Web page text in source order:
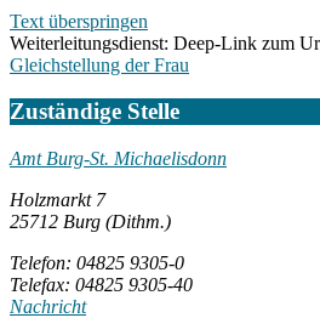
Text überspringen
Weiterleitungsdienst: Deep-Link zum
Gleichstellung der Frau
Zuständige Stelle
Amt Burg-St. Michaelisdonn
Holzmarkt 7
25712 Burg (Dithm.)
Telefon: 04825 9305-0
Telefax: 04825 9305-40
Nachricht